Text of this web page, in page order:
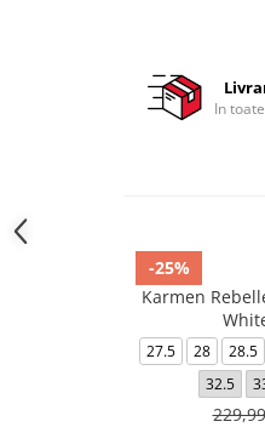
In
-25%
Karmen
27.5 28 28.5
32.5